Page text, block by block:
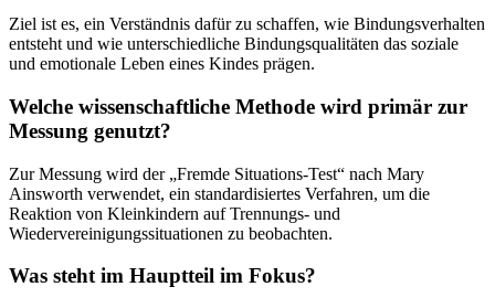
Ziel ist es, ein Verständnis dafür zu schaffen, wie Bindungsverhalten
entsteht und wie unterschiedliche Bindungsqualitäten das soziale
und emotionale Leben eines Kindes prägen.
Welche wissenschaftliche Methode wird primär zur
Messung genutzt?
Zur Messung wird der „Fremde Situations-Test“ nach Mary
Ainsworth verwendet, ein standardisiertes Verfahren, um die
Reaktion von Kleinkindern auf Trennungs- und
Wiedervereinigungssituationen zu beobachten.
Was steht im Hauptteil im Fokus?